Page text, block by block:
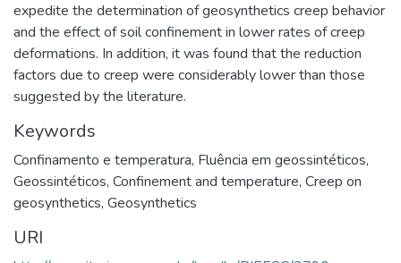
expedite the determination of geosynthetics creep behavior
and the effect of soil confinement in lower rates of creep
deformations. In addition, it was found that the reduction
factors due to creep were considerably lower than those
suggested by the literature.
Keywords
Confinamento e temperatura, Fluência em geossintéticos,
Geossintéticos, Confinement and temperature, Creep on
geosynthetics, Geosynthetics
URI